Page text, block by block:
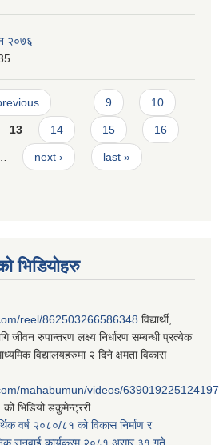
२०७६
9 10
13 14 15 16
next › last »
भिडियोहरु
reel/862503266586348 विद्यार्थी,
जीवन रुपान्तरण लक्ष्य निर्धारण सम्बन्धी प्रत्येक
विद्यालयहरुमा २ दिने क्षमता विकास
mahabumun/videos/639019225124197
भिडियो डकुमेन्ट्ररी
वर्ष २०८०/८१ को विकास निर्माण र